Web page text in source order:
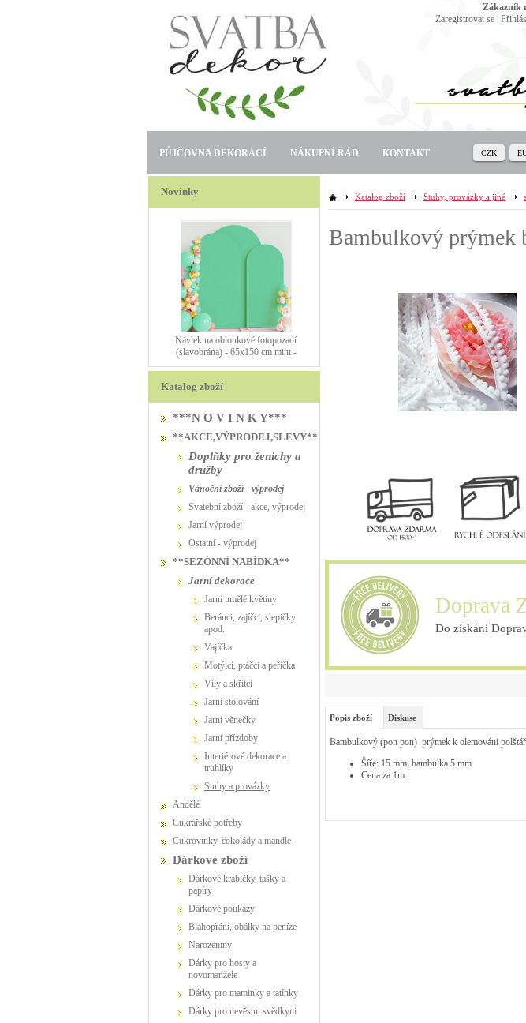
Novinky
Návlek na obloukové fotopozadí
(slavobrána) - 65x150 cm mint -
PŮJČOVNA
Katalog zboží
***N O V I N K Y***
**AKCE,VÝPRODEJ,SLEVY**
Doplňky pro ženichy a
družby
vánoční zboží - výprodej
svatební zboží - akce, výprodej
jarní výprodej
ostatní - výprodej
**SEZÓNNÍ NABÍDKA**
jarní dekorace
jarní umělé květiny
beránci, zajíčci, slepičky
apod.
vajíčka
motýlci, ptáčci a peříčka
víly a skřítci
jarní stolování
jarní věnečky
jarní přízdoby
interiérové dekorace a
truhlíky
stuhy a provázky
Andělé
Cukrářské potřeby
Cukrovinky, čokolády a mandle
Dárkové zboží
Dárkové krabičky, tašky a
papíry
Dárkové poukazy
Blahopřání, obálky na peníze
Narozeniny
Dárky pro hosty a
novomanžele
Dárky pro maminky a tatínky
Dárky pro nevěstu, svědkyni
Katalog zboží Stuhy, provázky a jiné
Bambulkový prýmek
Doprava
Do získání
Popis zboží Diskuse
Bambulkový (pon pon) prýmek k olemování
Šíře: 15 mm, bambulka 5 mm
Cena za 1m.
zákazník
Zaregistrovat se
PŮJČOVNA DEKORACÍ NÁKUPNÍ ŘÁD KONTAKT CZK